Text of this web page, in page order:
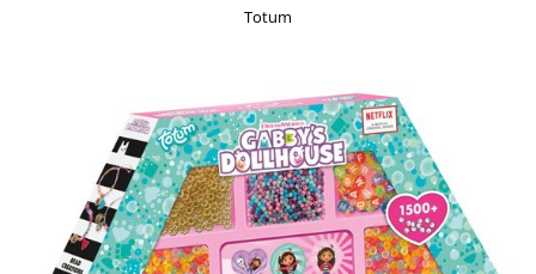
Banda protectie mobila copii
Sigurante geamuri si usi glisante
Kituri de siguranta pentru copii si
Protectii casa
Protectii utile
Totum